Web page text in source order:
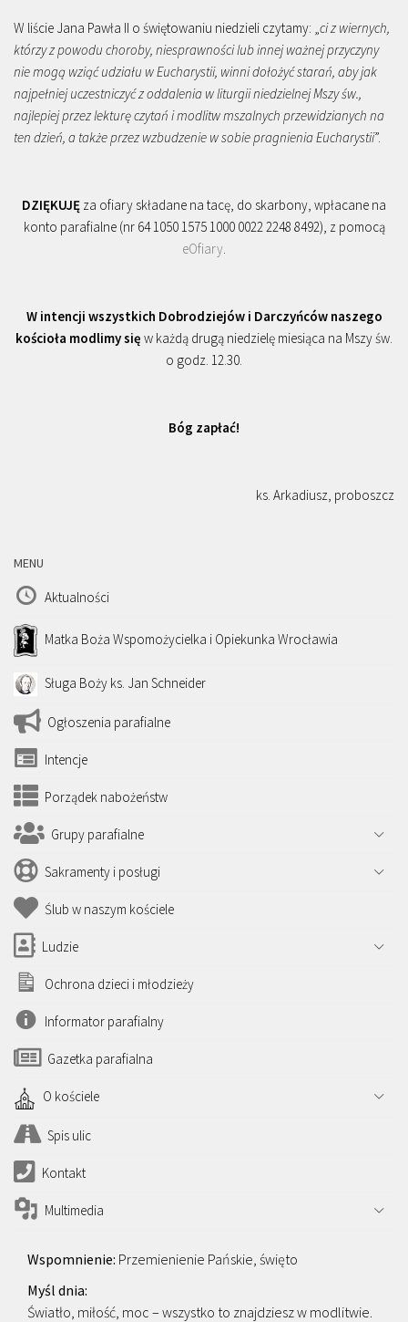
W liście Jana Pawła II o świętowaniu niedzieli czytamy: „ ci z wiernych,
którzy z powodu choroby, niesprawności lub innej ważnej przyczyny
nie mogą wziąć udziału w Eucharystii, winni dołożyć starań, aby jak
najpełniej uczestniczyć z oddalenia w liturgii niedzielnej Mszy św.,
najlepiej przez lekturę czytań i modlitw mszalnych przewidzianych na
ten dzień, a także przez wzbudzenie w sobie pragnienia Eucharystii”.
DZIĘKUJĘ za ofiary składane na tacę, do skarbony, wpłacane na
konto parafialne (nr 64 1050 1575 1000 0022 2248 8492), z pomocą
eOfiary
W intencji wszystkich Dobrodziejów i Darczyńców naszego
kościoła modlimy się w każdą drugą niedzielę miesiąca na Mszy św.
o godz. 12.30.
Bóg zapłać!
ks. Arkadiusz, proboszcz
MENU
Aktualności
Matka Boża Wspomożycielka i Opiekunka Wrocławia
Sługa Boży ks. Jan Schneider
Ogłoszenia parafialne
Intencje
Porządek nabożeństw
Grupy parafialne
Sakramenty i posługi
Ślub w naszym kościele
Ludzie
Ochrona dzieci i młodzieży
Informator parafialny
Gazetka parafialna
O kościele
Spis ulic
Kontakt
Multimedia
Przemienienie Pańskie, święto
Światło, miłość, moc – wszystko to znajdziesz w modlitwie.